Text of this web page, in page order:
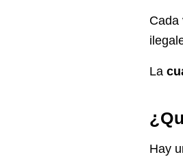
Cada
La
Hay